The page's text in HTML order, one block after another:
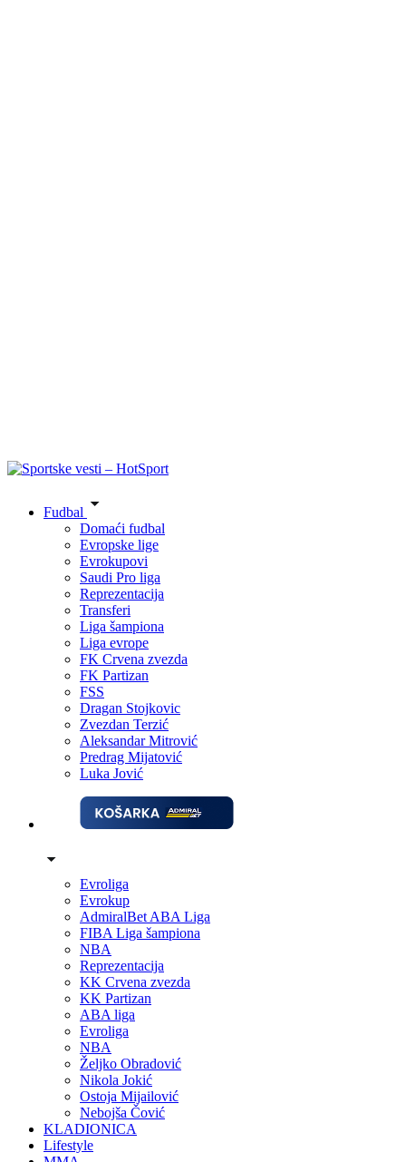
Fudbal
Domaći fudbal
Evropske lige
Evrokupovi
Saudi Pro liga
Reprezentacija
Transferi
Liga šampiona
Liga evrope
FK Crvena zvezda
FK Partizan
FSS
Dragan Stojkovic
Zvezdan Terzić
Aleksandar Mitrović
Predrag Mijatović
Luka Jović
Evroliga
Evrokup
AdmiralBet ABA Liga
FIBA Liga šampiona
NBA
Reprezentacija
KK Crvena zvezda
KK Partizan
ABA liga
Evroliga
NBA
Željko Obradović
Nikola Jokić
Ostoja Mijailović
Nebojša Čović
KLADIONICA
Lifestyle